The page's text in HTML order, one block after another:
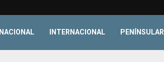
NACIONAL INTERNACIONAL PENÍNSULAR